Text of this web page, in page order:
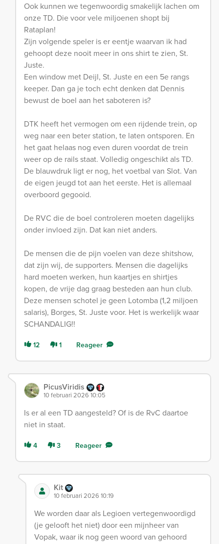
Ook kunnen we tegenwoordig smakelijk lachen om
onze TD. Die voor vele miljoenen shopt bij
Rataplan!
Zijn volgende speler is er eentje waarvan ik had
gehoopt deze nooit meer in ons shirt te zien, St.
Juste.
Een window met Deijl, St. Juste en een 5e rangs
keeper. Dan ga je toch echt denken dat Dennis
bewust de boel aan het saboteren is?
DTK heeft het vermogen om een rijdende trein, op
weg naar een beter station, te laten ontsporen. En
het gaat helaas nog even duren voordat de trein
weer op de rails staat. Volledig ongeschikt als TD.
De blauwdruk ligt er nog, het voetbal van Slot. Van
de eigen jeugd tot aan het eerste. Het is allemaal
overboord gegooid.
De RVC die de boel controleren moeten dagelijks
onder invloed zijn. Dat kan niet anders.
De mensen die de pijn voelen van deze shitshow,
dat zijn wij, de supporters. Mensen die dagelijks
hard moeten werken, hun kaartjes en shirtjes
kopen, de vrije dag graag besteden aan hun club.
Deze mensen schotel je geen Lotomba (1,2 miljoen
salaris), Borges, St. Juste voor. Het is werkelijk waar
SCHANDALIG!!
12 1 Reageer
PicusViridis
10 februari 2026 10:05
Is er al een TD aangesteld? Of is de RvC daartoe
niet in staat.
4 3 Reageer
Kit
10 februari 2026 10:19
We worden daar als Legioen vertegenwoordigd
(je gelooft het niet) door een mijnheer van
Vopak, waar ik nog geen woord van gehoord